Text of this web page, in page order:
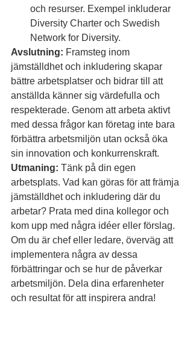
och resurser. Exempel inkluderar
Diversity Charter och Swedish
Network for Diversity.
Avslutning: Framsteg inom
jämställdhet och inkludering skapar
bättre arbetsplatser och bidrar till att
anställda känner sig värdefulla och
respekterade. Genom att arbeta aktivt
med dessa frågor kan företag inte bara
förbättra arbetsmiljön utan också öka
sin innovation och konkurrenskraft.
Utmaning: Tänk på din egen
arbetsplats. Vad kan göras för att främja
jämställdhet och inkludering där du
arbetar? Prata med dina kollegor och
kom upp med några idéer eller förslag.
Om du är chef eller ledare, överväg att
implementera några av dessa
förbättringar och se hur de påverkar
arbetsmiljön. Dela dina erfarenheter
och resultat för att inspirera andra!